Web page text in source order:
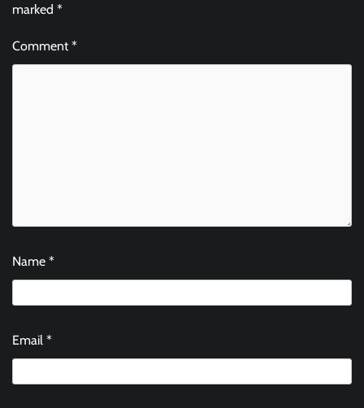
marked *
Comment*
Name *
Email *